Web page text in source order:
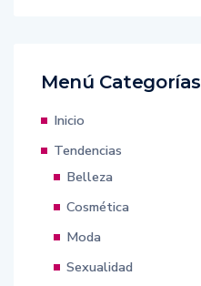
Menú Categorías
Inicio
Tendencias
Belleza
Cosmética
Moda
Sexualidad